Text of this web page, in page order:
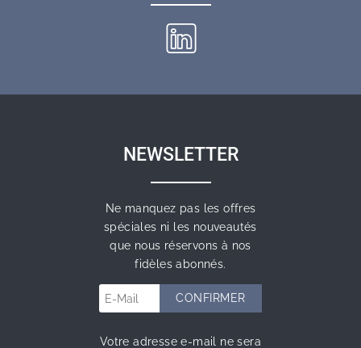
NEWSLETTER
Ne manquez pas les offres
spéciales ni les nouveautés
que nous réservons à nos
fidèles abonnés.
Votre adresse e-mail ne sera